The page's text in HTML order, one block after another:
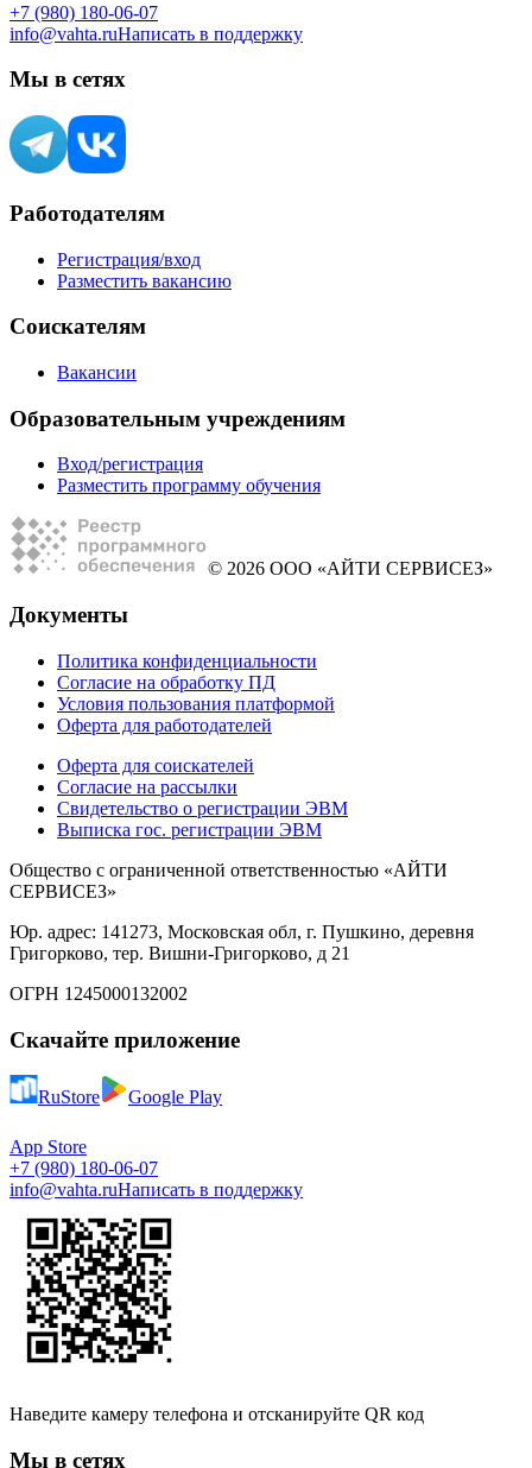
+7 (980) 180-06-07
info@vahta.ruНаписать в поддержку
Мы в сетях
Работодателям
Регистрация/вход
Разместить вакансию
Соискателям
Вакансии
Образовательным учреждениям
Вход/регистрация
Разместить программу обучения
© 2026 ООО «АЙТИ СЕРВИСЕЗ»
Документы
Политика конфиденциальности
Согласие на обработку ПД
Условия пользования платформой
Оферта для работодателей
Оферта для соискателей
Согласие на рассылки
Свидетельство о регистрации ЭВМ
Выписка гос. регистрации ЭВМ
Общество с ограниченной ответственностью «АЙТИ
СЕРВИСЕЗ»
Юр. адрес: 141273, Московская обл, г. Пушкино, деревня
Григорково, тер. Вишни-Григорково, д 21
ОГРН 1245000132002
Скачайте приложение
RuStore Google Play
App Store
+7 (980) 180-06-07
info@vahta.ruНаписать в поддержку
Наведите камеру телефона и отсканируйте QR код
Мы в сетях